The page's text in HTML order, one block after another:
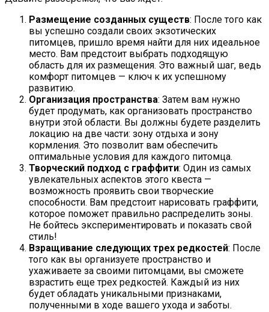
Размещение созданных существ: После того как
вы успешно создали своих экзотических
питомцев, пришло время найти для них идеальное
место. Вам предстоит выбрать подходящую
область для их размещения. Это важный шаг, ведь
комфорт питомцев — ключ к их успешному
развитию.
Организация пространства: Затем вам нужно
будет продумать, как организовать пространство
внутри этой области. Вы должны будете разделить
локацию на две части: зону отдыха и зону
кормления. Это позволит вам обеспечить
оптимальные условия для каждого питомца.
Творческий подход с граффити: Один из самых
увлекательных аспектов этого квеста —
возможность проявить свои творческие
способности. Вам предстоит нарисовать граффити,
которое поможет правильно распределить зоны.
Не бойтесь экспериментировать и показать свой
стиль!
Взращивание следующих трех редкостей: После
того как вы организуете пространство и
ухаживаете за своими питомцами, вы сможете
взрастить еще трех редкостей. Каждый из них
будет обладать уникальными признаками,
полученными в ходе вашего ухода и заботы.